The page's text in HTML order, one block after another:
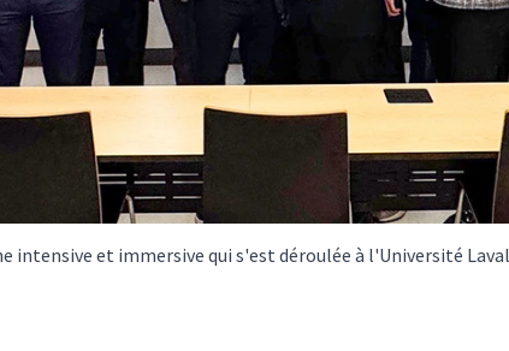
intensive et immersive qui s'est déroulée à l'Université